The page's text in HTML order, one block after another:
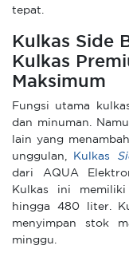
tepat.
Kulkas Side
Kulkas
Maksimum
Fungsi utama
dan minuman.
lain yang
unggulan,
Kulkas
dari AQUA
Kulkas ini
hingga 480 liter.
menyimpan stok
minggu.